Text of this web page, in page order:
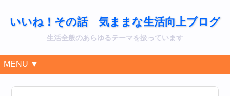
いいね！その話 気ままな生活向上ブログ
生活全般のあらゆるテーマを扱っています
MENU ▼